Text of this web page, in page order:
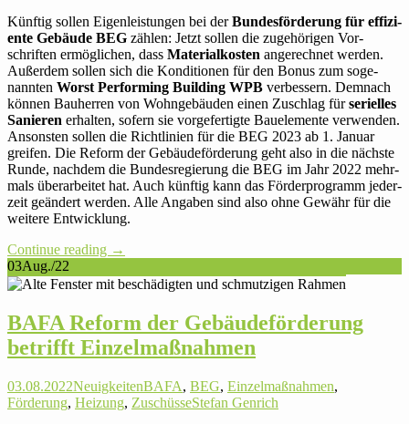
Künftig sollen Eigen­leis­tungen bei derBun­des­för­de­rung für effi­zi­
ente Gebäude BEG zählen: Jetzt sollen die zuge­hö­rigen Vor­
schriften ermög­li­chen, dass Mate­ri­al­kosten ange­rechnet werden.
Außerdem sollen sich die Kon­di­tionen für den Bonus zum soge­
nannten Worst Per­forming Buil­ding WPB ver­bes­sern. Demnach
können Bau­herren von Wohn­ge­bäuden einen Zuschlag fürseri­elles
Sanieren erhalten, sofern sie vor­ge­fer­tigte Bau­ele­mente ver­wenden.
Ansonsten sollen die Richt­li­nien für die BEG 2023 ab 1. Januar
greifen. Die Reform der Gebäu­de­för­de­rung geht also in die nächste
Runde, nachdem die Bun­des­re­gie­rung die BEG im Jahr 2022 mehr­
mals über­ar­beitet hat. Auch künftig kann das För­der­pro­gramm jeder­
zeit geän­dert werden. Alle Angaben sind also ohne Gewähr für die
weitere Entwicklung.
Con­tinue reading →
03Aug./22
BAFA Reform der Gebäu­de­för­de­rung
betrifft Einzelmaßnahmen
03.08.2022NeuigkeitenBAFA, BEG, Einzelmaßnahmen,
Förderung, Heizung, ZuschüsseStefan Genrich